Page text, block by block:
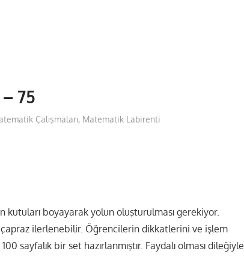
75
Çalışmaları, Matematik Labirenti
boyayarak yolun oluşturulması gerekiyor.
çapraz ilerlenebilir. Öğrencilerin dikkatlerini ve işlem
sayfalık bir set hazırlanmıştır. Faydalı olması dileğiyle.